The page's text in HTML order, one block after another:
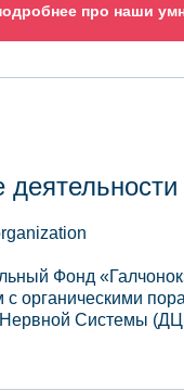
про наши
Фонд
органическими
Системы